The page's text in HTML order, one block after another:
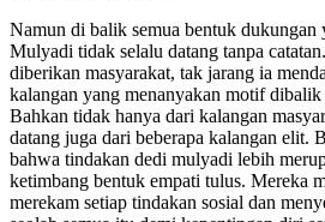
Namun di balik semua bentuk dukungan
Mulyadi tidak selalu datang tanpa
diberikan masyarakat, tak jarang ia
kalangan yang menanyakan motif dibalik
Bahkan tidak hanya dari kalangan
datang juga dari beberapa kalangan elit.
bahwa tindakan dedi mulyadi lebih
ketimbang bentuk empati tulus. Mereka
merekam setiap tindakan sosial dan